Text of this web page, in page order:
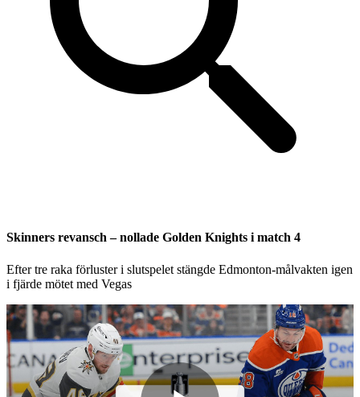
Skinners revansch – nollade Golden Knights i match 4
Efter tre raka förluster i slutspelet stängde Edmonton-målvakten igen
i fjärde mötet med Vegas